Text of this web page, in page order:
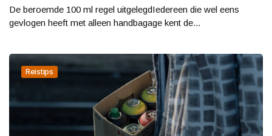
De beroemde 100 ml regel uitgelegdIedereen die wel eens
gevlogen heeft met alleen handbagage kent de...
Reistips